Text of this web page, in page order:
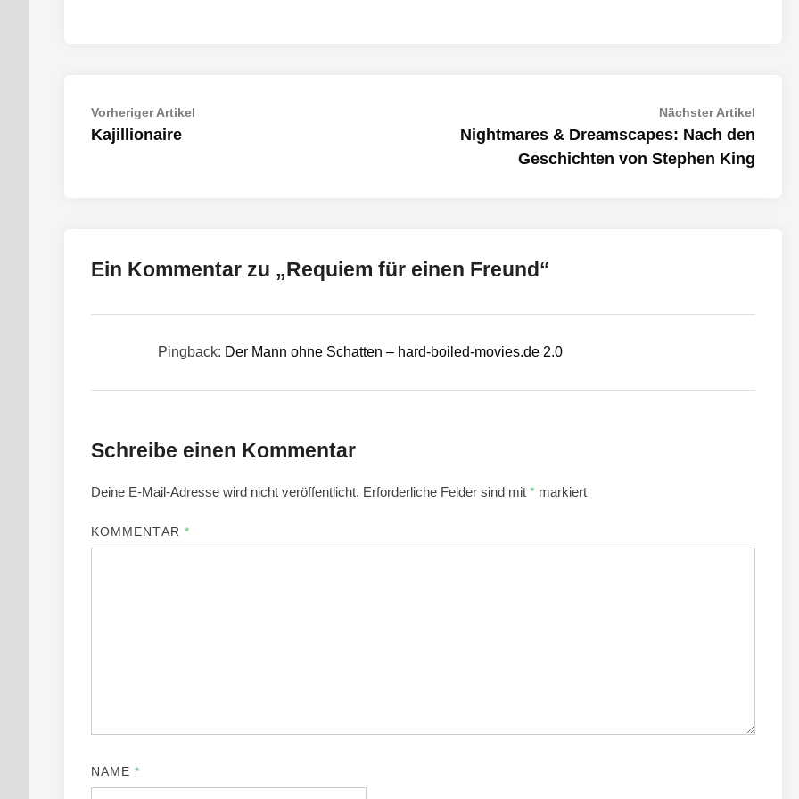
Beitragsnavigation
Vorheriger Artikel
Kajillionaire
Nächster Artikel
Nightmares & Dreamscapes: Nach den
Geschichten von Stephen King
Ein Kommentar zu „Requiem für einen Freund“
Pingback: Der Mann ohne Schatten – hard-boiled-movies.de 2.0
Schreibe einen Kommentar
Deine E-Mail-Adresse wird nicht veröffentlicht. Erforderliche Felder sind mit * markiert
KOMMENTAR *
NAME*